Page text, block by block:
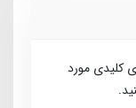
کلیدی مورد